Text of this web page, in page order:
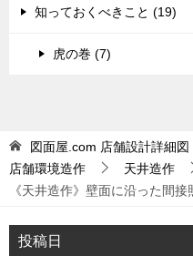
知っておくべきこと (19)
虎の巻 (7)
図面屋.com 店舗設計詳細図
店舗環境造作
天井造作
《天井造作》壁面に沿った間接
投稿日